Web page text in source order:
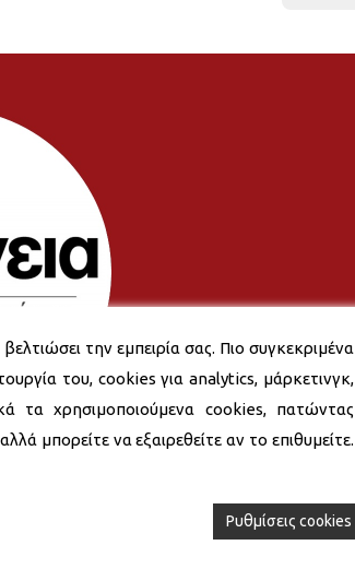
την εμπειρία σας. Πιο συγκεκριμένα
του, cookies για analytics, μάρκετινγκ,
τα χρησιμοποιούμενα cookies, πατώντας
μπορείτε να εξαιρεθείτε αν το επιθυμείτε.
Ρυθμίσεις cookies